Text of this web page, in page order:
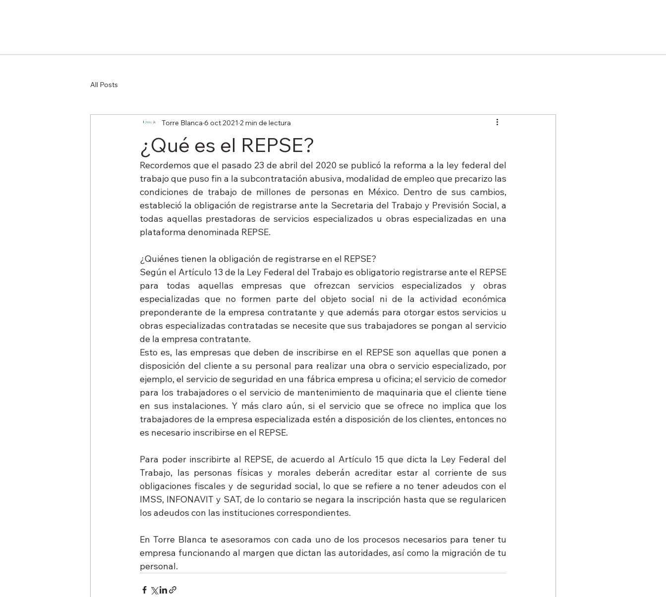
All Posts
¿Qué es el REPSE?
Torre Blanca 6 oct 2021 2 min de lectura
Recordemos que el pasado 23 de abril del 2020 se publicó la reforma a la ley federal del
trabajo que puso fin a la subcontratación abusiva, modalidad de empleo que precarizo las
condiciones de trabajo de millones de personas en México. Dentro de sus cambios,
estableció la obligación de registrarse ante la Secretaria del Trabajo y Previsión Social, a
todas aquellas prestadoras de servicios especializados u obras especializadas en una
plataforma denominada REPSE.
¿Quiénes tienen la obligación de registrarse en el REPSE?
Según el Artículo 13 de la Ley Federal del Trabajo es obligatorio registrarse ante el REPSE
para todas aquellas empresas que ofrezcan servicios especializados y obras
especializadas que no formen parte del objeto social ni de la actividad económica
preponderante de la empresa contratante y que además para otorgar estos servicios u
obras especializadas contratadas se necesite que sus trabajadores se pongan al servicio
de la empresa contratante.
Esto es, las empresas que deben de inscribirse en el REPSE son aquellas que ponen a
disposición del cliente a su personal para realizar una obra o servicio especializado, por
ejemplo, el servicio de seguridad en una fábrica empresa u oficina; el servicio de comedor
para los trabajadores o el servicio de mantenimiento de maquinaria que el cliente tiene
en sus instalaciones. Y más claro aún, si el servicio que se ofrece no implica que los
trabajadores de la empresa especializada estén a disposición de los clientes, entonces no
es necesario inscribirse en el REPSE.
Para poder inscribirte al REPSE, de acuerdo al Artículo 15 que dicta la Ley Federal del
Trabajo, las personas físicas y morales deberán acreditar estar al corriente de sus
obligaciones fiscales y de seguridad social, lo que se refiere a no tener adeudos con el
IMSS, INFONAVIT y SAT, de lo contario se negara la inscripción hasta que se regularicen
los adeudos con las instituciones correspondientes.
En Torre Blanca te asesoramos con cada uno de los procesos necesarios para tener tu
empresa funcionando al margen que dictan las autoridades, así como la migración de tu
personal.